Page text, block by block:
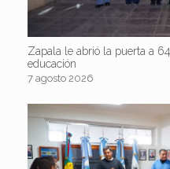
Zapala le abrió la puerta a
educación
7 agosto 2026